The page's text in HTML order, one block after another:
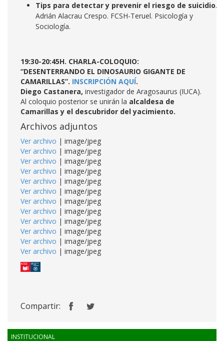
Tips para detectar y prevenir el riesgo de suicidio.
Adrián Alacrau Crespo. FCSH-Teruel. Psicología y
Sociología.
19:30-20:45H. CHARLA-COLOQUIO:
“DESENTERRANDO EL DINOSAURIO GIGANTE DE
CAMARILLAS”. INSCRIPCIÓN AQUÍ.
Diego Castanera, investigador de Aragosaurus (IUCA).
Al coloquio posterior se unirán la alcaldesa de
Camarillas y el descubridor del yacimiento.
Archivos adjuntos
Ver archivo | image/jpeg
Ver archivo | image/jpeg
Ver archivo | image/jpeg
Ver archivo | image/jpeg
Ver archivo | image/jpeg
Ver archivo | image/jpeg
Ver archivo | image/jpeg
Ver archivo | image/jpeg
Ver archivo | image/jpeg
Ver archivo | image/jpeg
Ver archivo | image/jpeg
Ver archivo | image/jpeg
Compartir:
INSTITUCIONAL